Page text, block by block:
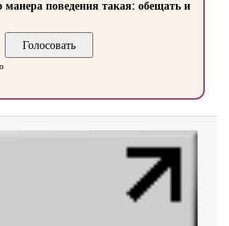
манера поведения такая: обещать и